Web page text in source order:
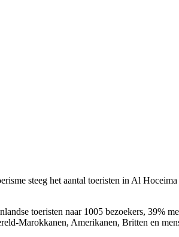
steeg het aantal toeristen in Al
toeristen naar 1005 bezoekers, 39%
Marokkanen, Amerikanen, Britten en